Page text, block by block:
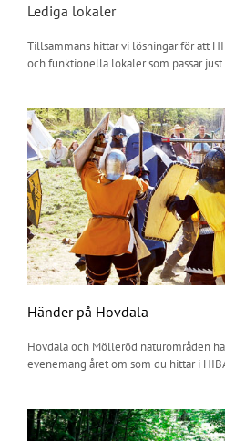
Lediga lokaler
Tillsammans hittar vi lösningar för att
och funktionella lokaler som passar
Händer på Hovdala
Hovdala och Mölleröd naturområden
evenemang året om som du hittar i